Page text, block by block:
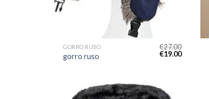
GORRO RUSO
gorro ruso
€27.00
€19.00